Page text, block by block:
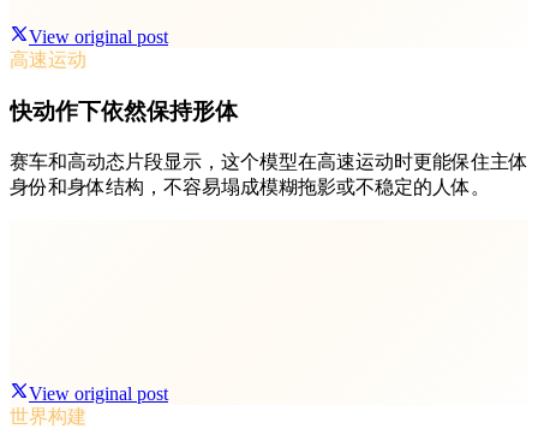
View original post
高速运动
快动作下依然保持形体
赛车和高动态片段显示，这个模型在高速运动时更能保住主体
身份和身体结构，不容易塌成模糊拖影或不稳定的人体。
View original post
世界构建